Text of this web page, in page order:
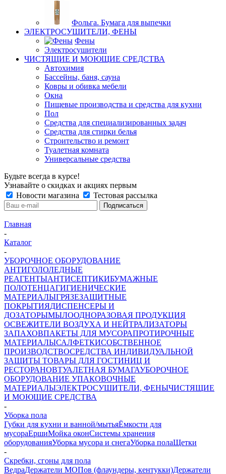
Фольга. Бумага для выпечки
ЭЛЕКТРОСУШИТЕЛИ, ФЕНЫ
Фены
Электросушители
ЧИСТЯЩИЕ И МОЮЩИЕ СРЕДСТВА
Автохимия
Бассейны, баня, сауна
Ковры и обивка мебели
Окна
Пищевые производства и средства для кухни
Пол
Средства для специализированных задач
Средства для стирки белья
Строительство и ремонт
Туалетная комната
Универсальные средства
Будьте всегда в курсе!
Узнавайте о скидках и акциях первым
Новости магазина
Тестовая рассылка
Главная
-
Каталог
-
УБОРОЧНОЕ ОБОРУДОВАНИЕ
АНТИГОЛОЛЕДНЫЕ
РЕАГЕНТЫАНТИСЕПТИКИБУМАЖНЫЕ
ПОЛОТЕНЦАГИГИЕНИЧЕСКИЕ
МАТЕРИАЛЫГРЯЗЕЗАЩИТНЫЕ
ПОКРЫТИЯДИСПЕНСЕРЫ И
ДОЗАТОРЫМЫЛООДНОРАЗОВАЯ ПРОДУКЦИЯ
ОСВЕЖИТЕЛИ ВОЗДУХА И НЕЙТРАЛИЗАТОРЫ
ЗАПАХОВПАКЕТЫ ДЛЯ МУСОРАПРОТИРОЧНЫЕ
МАТЕРИАЛЫСАЛФЕТКИСОБСТВЕННОЕ
ПРОИЗВОДСТВОСРЕДСТВА ИНДИВИДУАЛЬНОЙ
ЗАЩИТЫ ТОВАРЫ ДЛЯ ГОСТИНИЦ И
РЕСТОРАНОВТУАЛЕТНАЯ БУМАГАУБОРОЧНОЕ
ОБОРУДОВАНИЕ УПАКОВОЧНЫЕ
МАТЕРИАЛЫЭЛЕКТРОСУШИТЕЛИ, ФЕНЫЧИСТЯЩИЕ
И МОЮЩИЕ СРЕДСТВА
-
Уборка пола
Губки для кухни и ванной/мытьяЁмкости для
мусораЕршиМойка оконСистемы хранения
оборудованияУборка мусора и снегаУборка полаЩетки
-
Скребки, сгоны для пола
ВедраДержатели МОПов (флаундеры, кентукки)Держатели